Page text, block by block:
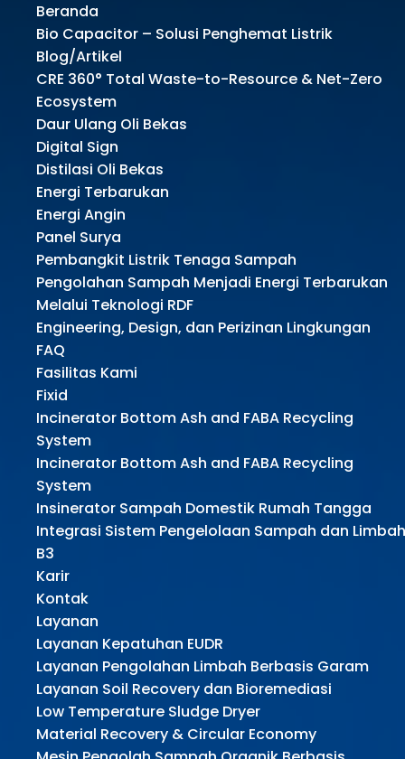
Beranda
Bio Capacitor – Solusi Penghemat Listrik
Blog/Artikel
CRE 360° Total Waste-to-Resource & Net-Zero
Ecosystem
Daur Ulang Oli Bekas
Digital Sign
Distilasi Oli Bekas
Energi Terbarukan
Energi Angin
Panel Surya
Pembangkit Listrik Tenaga Sampah
Pengolahan Sampah Menjadi Energi Terbarukan
Melalui Teknologi RDF
Engineering, Design, dan Perizinan Lingkungan
FAQ
Fasilitas Kami
Fixid
Incinerator Bottom Ash and FABA Recycling
System
Incinerator Bottom Ash and FABA Recycling
System
Insinerator Sampah Domestik Rumah Tangga
Integrasi Sistem Pengelolaan Sampah dan Limbah
B3
Karir
Kontak
Layanan
Layanan Kepatuhan EUDR
Layanan Pengolahan Limbah Berbasis Garam
Layanan Soil Recovery dan Bioremediasi
Low Temperature Sludge Dryer
Material Recovery & Circular Economy